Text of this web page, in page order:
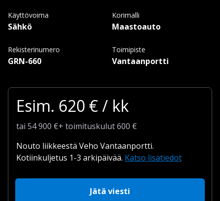
Käyttövoima
Sähkö
Korimalli
Maastoauto
Rekisterinumero
GRN-660
Toimipiste
Vantaanportti
Esim. 620 € / kk
tai 54 900 €+ toimituskulut600 €
Nouto liikkeestä Veho Vantaanportti.
Kotiinkuljetus 1-3 arkipäivää. Katso lisätiedot
Jätä viesti